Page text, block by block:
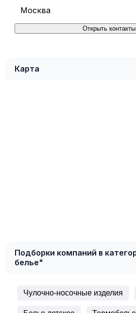
Москва
Открыть контакты
Карта
Подборки компаний в
белье"
Чулочно-носочные изделия